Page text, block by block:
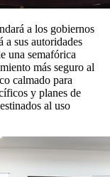
a los gobiernos
a sus autoridades
una semafórica
más seguro al
calmado para
y planes de
al uso